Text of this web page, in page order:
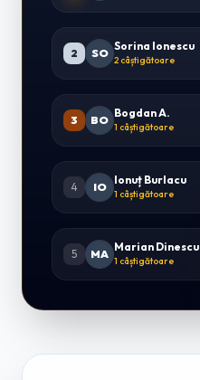
2 SO Sorina Ionescu
2 câștigătoare
3 BO Bogdan A.
1 câștigătoare
4 IO Ionuț Burlacu
1 câștigătoare
5 MA Marian Dinescu
1 câștigătoare